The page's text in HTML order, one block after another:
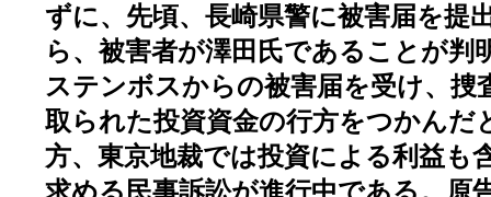
ずに、先頃、長崎県警に被害届を提
ら、被害者が澤田氏であることが判
ステンボスからの被害届を受け、捜
取られた投資資金の行方をつかんだ
方、東京地裁では投資による利益も
求める民事訴訟が進行中である。原